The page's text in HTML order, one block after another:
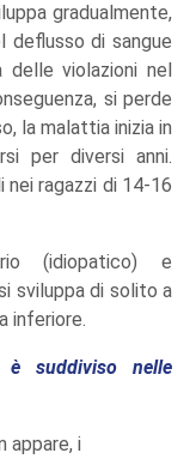
gradualmente,
deflusso di sangue
violazioni nel
si perde
la malattia inizia in
per diversi anni.
ragazzi di 14-16
(idiopatico) e
sviluppa di solito a
inferiore.
è suddiviso nelle
appare, i